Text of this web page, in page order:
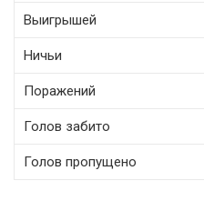
Выигрышей
Ничьи
Поражений
Голов забито
Голов пропущено